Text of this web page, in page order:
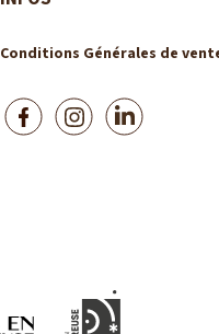
Conditions Générales de